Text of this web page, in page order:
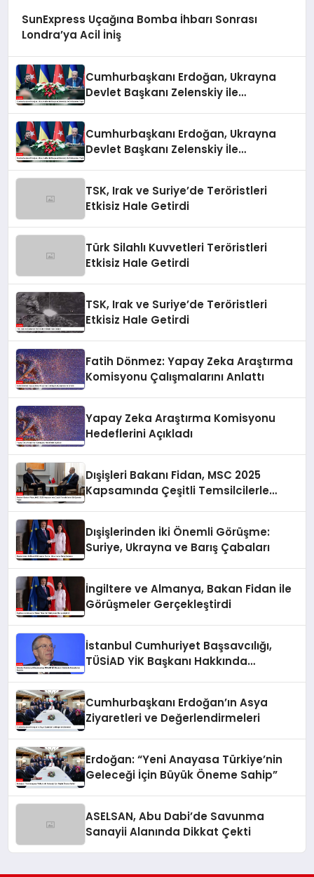
SunExpress Uçağına Bomba İhbarı Sonrası
Londra’ya Acil İniş
Cumhurbaşkanı Erdoğan, Ukrayna
Devlet Başkanı Zelenskiy ile
Cumhurbaşkanı Erdoğan, Ukrayna
Devlet Başkanı Zelenskiy İle
TSK, Irak ve Suriye’de Teröristleri
Etkisiz Hale Getirdi
Türk Silahlı Kuvvetleri Teröristleri
Etkisiz Hale Getirdi
TSK, Irak ve Suriye’de Teröristleri
Etkisiz Hale Getirdi
Fatih Dönmez: Yapay Zeka Araştırma
Komisyonu Çalışmalarını Anlattı
Yapay Zeka Araştırma Komisyonu
Hedeflerini Açıkladı
Dışişleri Bakanı Fidan, MSC 2025
Kapsamında Çeşitli Temsilcilerle
Dışişlerinden İki Önemli Görüşme:
Suriye, Ukrayna ve Barış Çabaları
İngiltere ve Almanya, Bakan Fidan ile
Görüşmeler Gerçekleştirdi
İstanbul Cumhuriyet Başsavcılığı,
TÜSİAD YİK Başkanı Hakkında
Cumhurbaşkanı Erdoğan’ın Asya
Ziyaretleri ve Değerlendirmeleri
Erdoğan: “Yeni Anayasa Türkiye’nin
Geleceği İçin Büyük Öneme Sahip”
ASELSAN, Abu Dabi’de Savunma
Sanayii Alanında Dikkat Çekti